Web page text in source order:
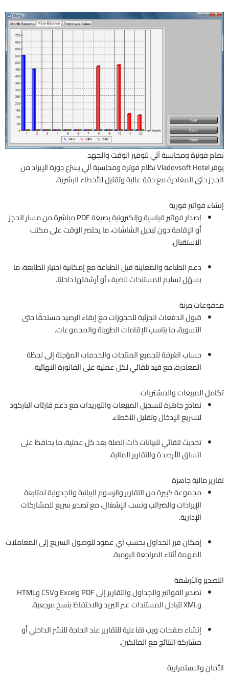
نظام فوترة ومحاسبة آلي لتوفير الوقت والجهد
يوفر Vladovsoft Hotel نظام فوترة ومحاسبة آلي يسرّع دورة الإيراد من
الحجز حتى المغادرة مع دقة عالية وتقليل للأخطاء البشرية.
إنشاء فواتير فورية
إصدار فواتير قياسية وإلكترونية بصيغة PDF مباشرة من مسار الحجز
أو الإقامة دون تبديل الشاشات، ما يختصر الوقت على مكتب
الاستقبال.
دعم الطباعة والمعاينة قبل الطباعة مع إمكانية اختيار الطابعة، ما
يسهّل تسليم المستندات للضيف أو أرشفتها داخليًا.
مدفوعات مرنة
قبول الدفعات الجزئية للحجوزات مع إبقاء الرصيد مستحقًا حتى
التسوية، ما يناسب الإقامات الطويلة والمجموعات.
حساب الغرفة لتجميع المنتجات والخدمات المؤجلة إلى لحظة
المغادرة، مع قيد تلقائي لكل عملية على الفاتورة النهائية.
تكامل المبيعات والمشتريات
نماذج جاهزة لتسجيل المبيعات والتوريدات مع دعم قارئات الباركود
لتسريع الإدخال وتقليل الأخطاء.
تحديث تلقائي للبيانات ذات الصلة بعد كل عملية، ما يحافظ على
اتساق الأرصدة والتقارير المالية.
تقارير مالية جاهزة
مجموعة كبيرة من التقارير والرسوم البيانية والجدولية لمتابعة
الإيرادات والضرائب ونسب الإشغال، مع تصدير سريع للمشاركات
الإدارية.
إمكان فرز الجداول بحسب أي عمود للوصول السريع إلى المعاملات
المهمة أثناء المراجعة اليومية.
التصدير والأرشفة
تصدير الفواتير والجداول والتقارير إلى PDF وExcel وCSV وHTML
وXML لتبادل المستندات عبر البريد والاحتفاظ بنسخ مرجعية.
إنشاء صفحات ويب تفاعلية للتقارير عند الحاجة للنشر الداخلي أو
مشاركة النتائج مع المالكين.
الأمان والاستمرارية